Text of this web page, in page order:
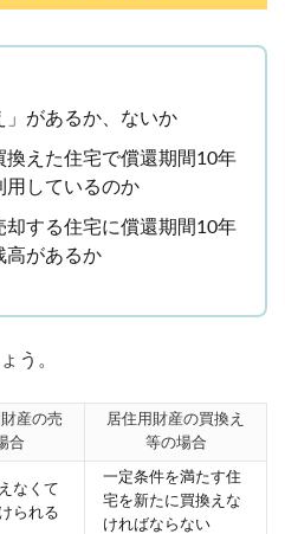
」があるか、ないか
換えた住宅で償還期間10年
用しているのか
却する住宅に償還期間10年
高があるか
う。
産の売
合
居住用財産の買換え
等の場合
なくて
られる
一定条件を満たす住
宅を新たに買換えな
ければならない